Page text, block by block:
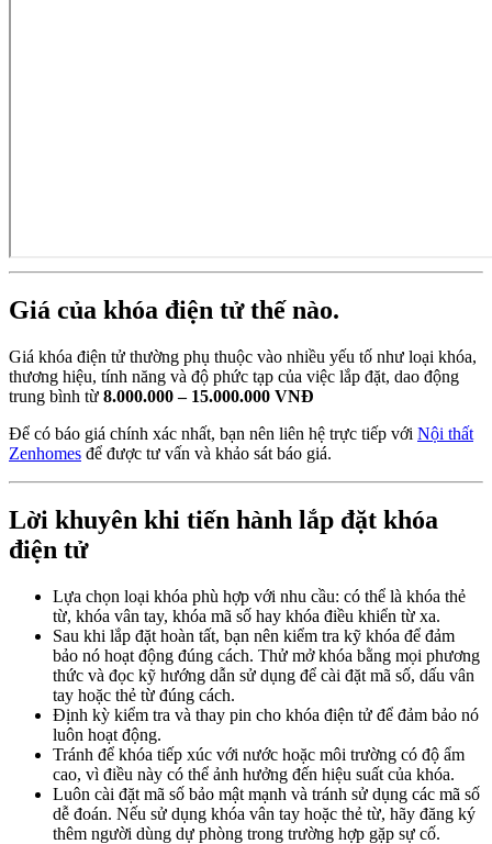
Giá của khóa điện tử thế nào.
Giá khóa điện tử thường phụ thuộc vào nhiều yếu tố như loại khóa,
thương hiệu, tính năng và độ phức tạp của việc lắp đặt, dao động
trung bình từ 8.000.000 – 15.000.000 VNĐ
Để có báo giá chính xác nhất, bạn nên liên hệ trực tiếp với Nội thất
Zenhomes để được tư vấn và khảo sát báo giá.
Lời khuyên khi tiến hành lắp đặt khóa
điện tử
Lựa chọn loại khóa phù hợp với nhu cầu: có thể là khóa thẻ
từ, khóa vân tay, khóa mã số hay khóa điều khiển từ xa.
Sau khi lắp đặt hoàn tất, bạn nên kiểm tra kỹ khóa để đảm
bảo nó hoạt động đúng cách. Thử mở khóa bằng mọi phương
thức và đọc kỹ hướng dẫn sử dụng để cài đặt mã số, dấu vân
tay hoặc thẻ từ đúng cách.
Định kỳ kiểm tra và thay pin cho khóa điện tử để đảm bảo nó
luôn hoạt động.
Tránh để khóa tiếp xúc với nước hoặc môi trường có độ ẩm
cao, vì điều này có thể ảnh hưởng đến hiệu suất của khóa.
Luôn cài đặt mã số bảo mật mạnh và tránh sử dụng các mã số
dễ đoán. Nếu sử dụng khóa vân tay hoặc thẻ từ, hãy đăng ký
thêm người dùng dự phòng trong trường hợp gặp sự cố.